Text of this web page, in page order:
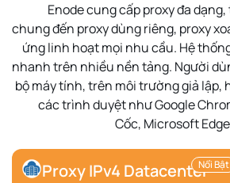
Enode cung cấp proxy đa
chungđến proxy dùng riêng, proxy
ứng linh hoạt mọi nhu cầu. Hệ
nhanhtrên nhiều nền tảng. Người
bộ máy tính, trên môi trườnggiả lập,
các trình duyệt nhưGoogle
Cốc, Microsoft Edge
Nổi Bật
Proxy IPv4 Datacenter